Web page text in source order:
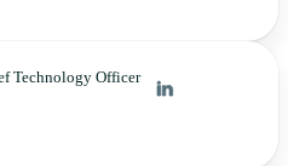
Technology Officer